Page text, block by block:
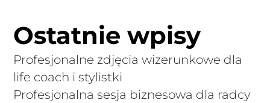
Ostatnie wpisy
Profesjonalne zdjęcia wizerunkowe dla
life coach i stylistki
Profesjonalna sesja biznesowa dla radcy